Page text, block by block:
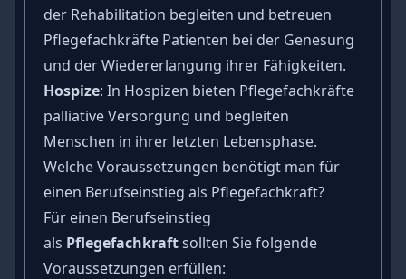
der Rehabilitation begleiten und betreuen
Pflegefachkräfte Patienten bei der Genesung
und der Wiedererlangung ihrer Fähigkeiten.
Hospize: In Hospizen bieten Pflegefachkräfte
palliative Versorgung und begleiten
Menschen in ihrer letzten Lebensphase.
Welche Voraussetzungen benötigt man für
einen Berufseinstieg als Pflegefachkraft?
Für einen Berufseinstieg
als Pflegefachkraftsollten Sie folgende
Voraussetzungen erfüllen: